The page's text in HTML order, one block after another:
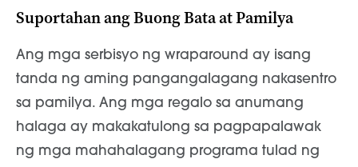
Suportahan ang Buong Bata at Pamilya
Ang mga serbisyo ng wraparound ay isang
tanda ng aming pangangalagang nakasentro
sa pamilya. Ang mga regalo sa anumang
halaga ay makakatulong sa pagpapalawak
ng mga mahahalagang programa tulad ng